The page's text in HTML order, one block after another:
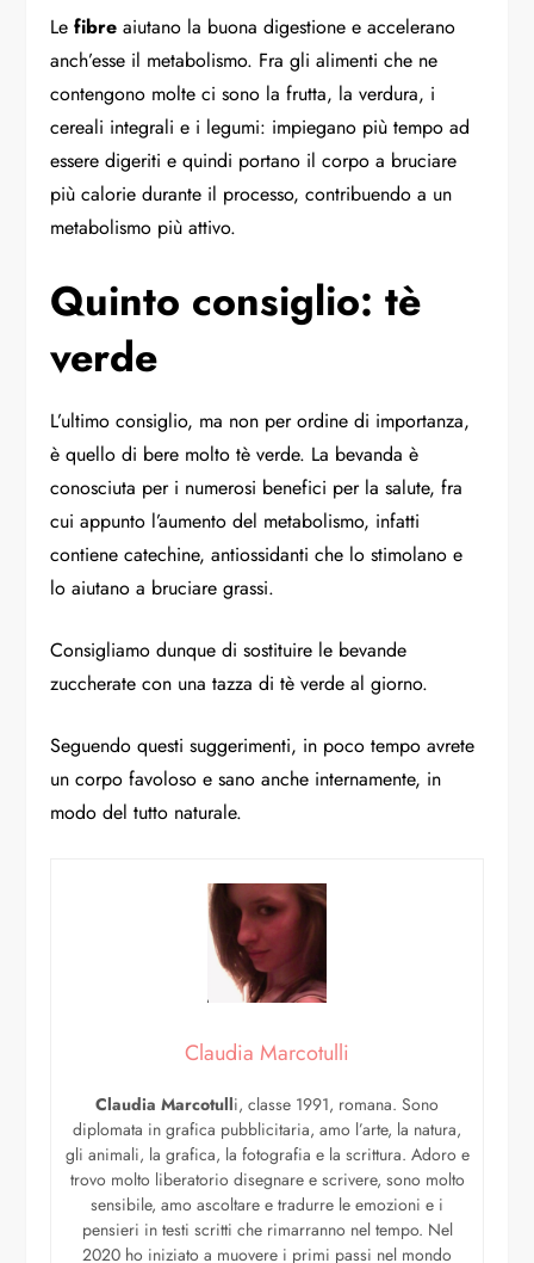
Lefibre aiutano la buona digestione e accelerano
anch’esse il metabolismo. Fra gli alimenti che ne
contengono molte ci sono la frutta, la verdura, i
cereali integrali e i legumi: impiegano più tempo ad
essere digeriti e quindi portano il corpo a bruciare
più calorie durante il processo, contribuendo a un
metabolismo più attivo.
Quinto consiglio: tè
verde
L’ultimo consiglio, ma non per ordine di importanza,
è quello di bere molto tè verde. La bevanda è
conosciuta per i numerosi benefici per la salute, fra
cui appunto l’aumento del metabolismo, infatti
contiene catechine, antiossidanti che lo stimolano e
lo aiutano a bruciare grassi.
Consigliamo dunque di sostituire le bevande
zuccherate con una tazza di tè verde al giorno.
Seguendo questi suggerimenti, in poco tempo avrete
un corpo favoloso e sano anche internamente, in
modo del tutto naturale.
Claudia Marcotulli
Claudia Marcotulli, classe 1991, romana. Sono
diplomata in grafica pubblicitaria, amo l’arte, la natura,
gli animali, la grafica, la fotografia e la scrittura. Adoro e
trovo molto liberatorio disegnare e scrivere, sono molto
sensibile, amo ascoltare e tradurre le emozioni e i
pensieri in testi scritti che rimarranno nel tempo. Nel
2020 ho iniziato a muovere i primi passi nel mondo